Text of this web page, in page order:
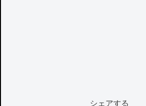
シェアする